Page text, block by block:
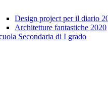
Design project per il diario
Architetture fantastiche 2020
Secondaria di I grado